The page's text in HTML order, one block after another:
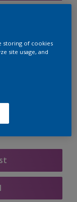
we werken
storing of cookies
site usage, and